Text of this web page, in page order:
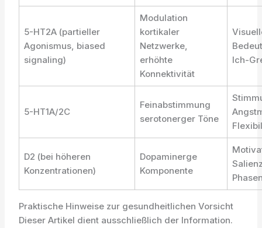
5-HT2A (partieller
Agonismus, biased
signaling)
Modulation
kortikaler
Netzwerke,
erhöhte
Konnektivität
Ich-
5-HT1A/2C
Feinabstimmung
serotonerger Töne
D2 (bei höheren
Konzentrationen)
Dopaminerge
Komponente
Praktische Hinweise zur gesundheitlichen Vorsicht
Dieser Artikel dient ausschließlich der Information.